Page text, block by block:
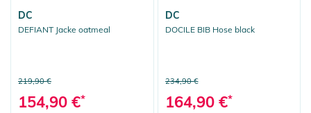
DC
DEFIANT Jacke oatmeal
219,90 €
154,90 €*
DC
DOCILE BIB Hose black
234,90 €
164,90 €*